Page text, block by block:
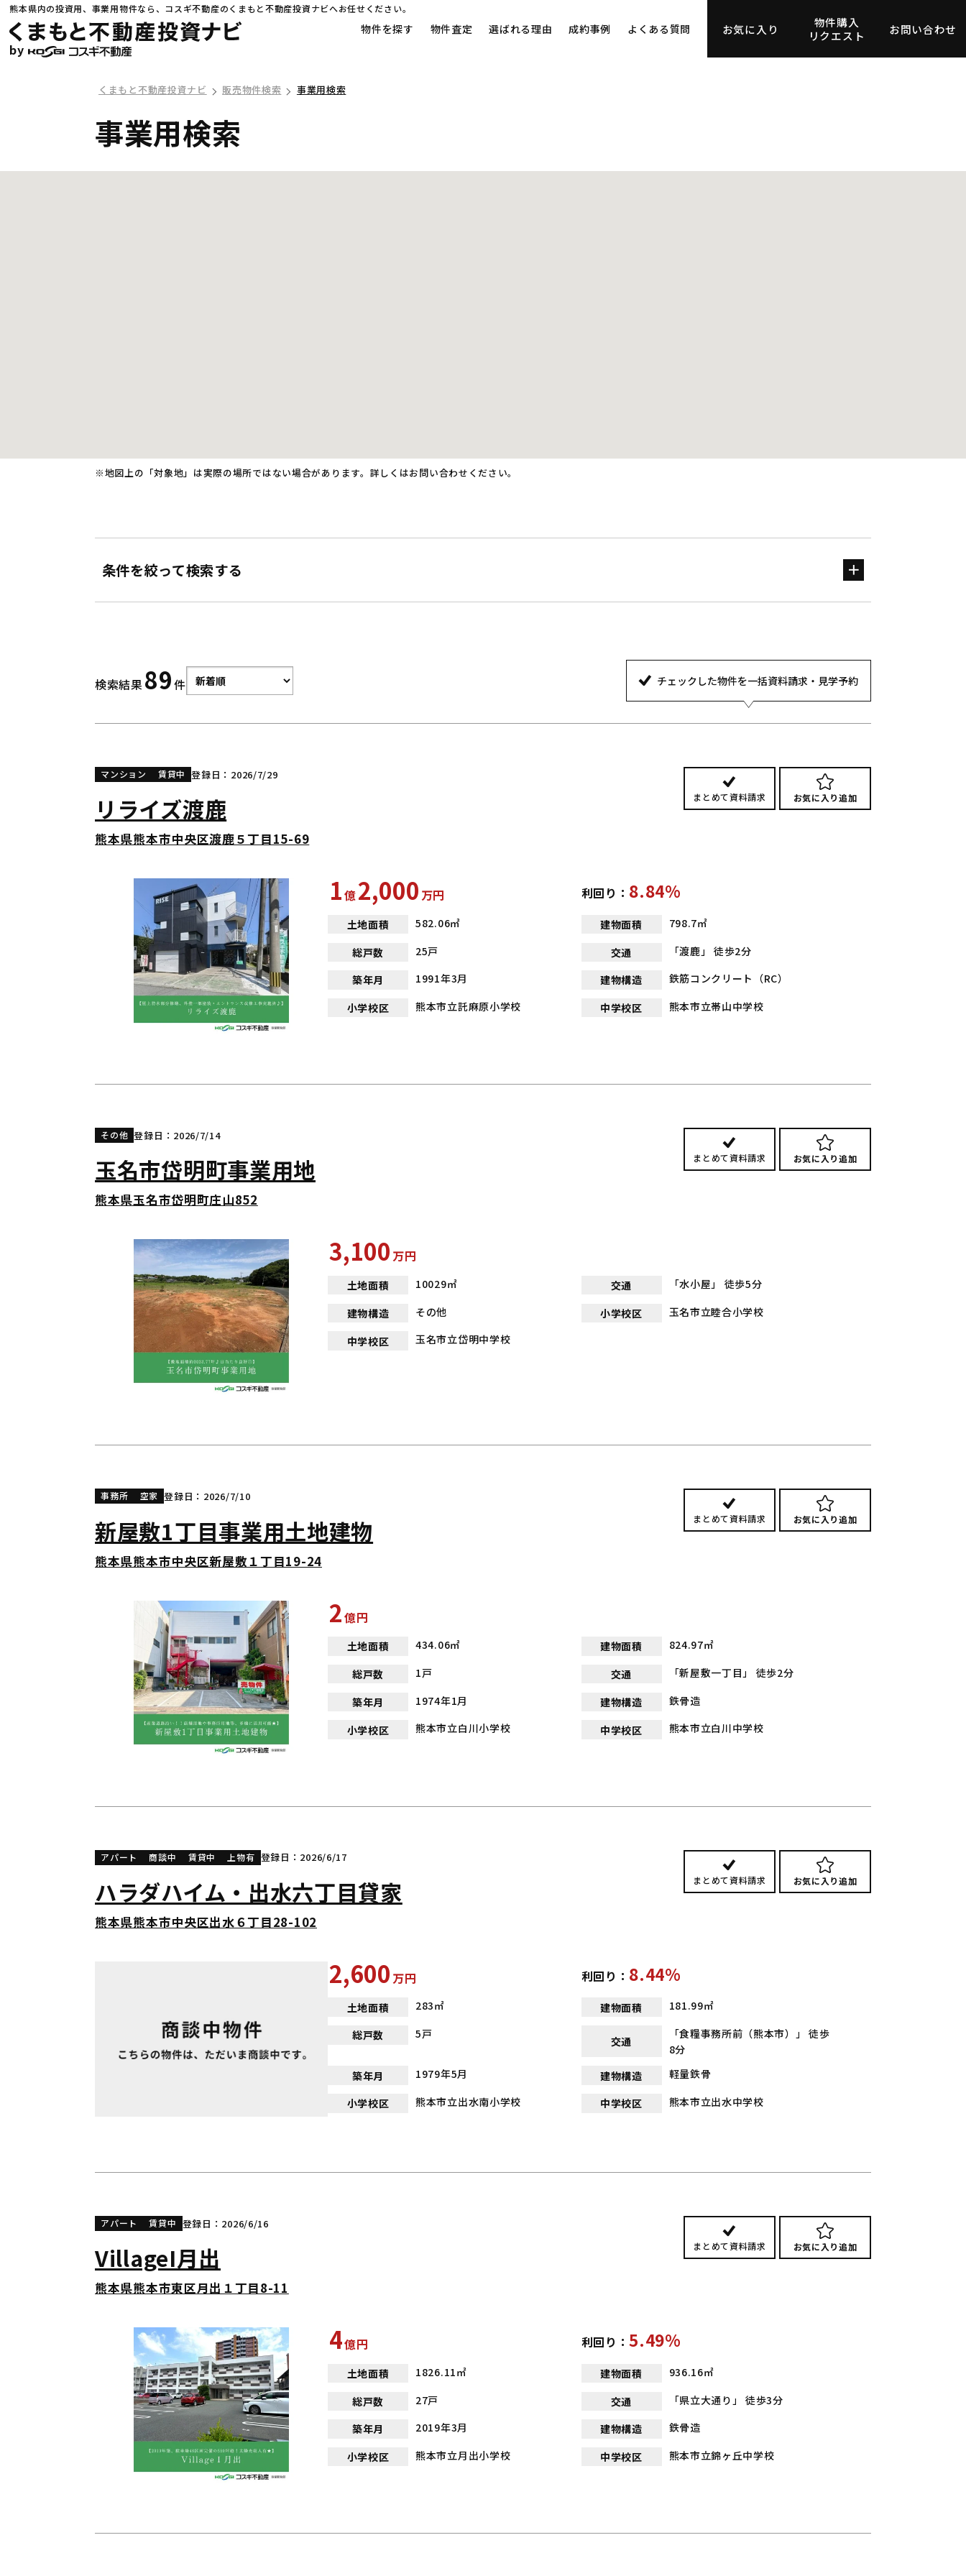
熊本県内の投資用、事業用物件なら、コスギ不動産のくまもと不動産投資ナビへお任せください。
by
物件を探す 物件査定 選ばれる理由 成約事例 よくある質問 お気に入り
物件購入
リクエスト
お問い合わせ
くまもと不動産投資ナビ 販売物件検索 事業用検索
事業用検索
※地図上の「対象地」は実際の場所ではない場合があります。詳しくはお問い合わせください。
条件を絞って検索する
検索結果 89件 チェックした物件を一括資料請求・見学予約
マンション 賃貸中 登録日：2026/7/29
リライズ渡鹿
熊本県熊本市中央区渡鹿５丁目15-69
まとめて資料請求 お気に入り追加
1億2,000万円 利回り： 8.84%
土地面積 582.06㎡ 建物面積 798.7㎡
総戸数 25戸 交通 「渡鹿」 徒歩2分
築年月 1991年3月 建物構造 鉄筋コンクリート（RC）
小学校区 熊本市立託麻原小学校 中学校区 熊本市立帯山中学校
その他 登録日：2026/7/14
玉名市岱明町事業用地
熊本県玉名市岱明町庄山852
まとめて資料請求 お気に入り追加
3,100万円
土地面積 10029㎡ 交通 「水小屋」 徒歩5分
建物構造 その他 小学校区 玉名市立睦合小学校
中学校区 玉名市立岱明中学校
事務所 空家 登録日：2026/7/10
新屋敷1丁目事業用土地建物
熊本県熊本市中央区新屋敷１丁目19-24
まとめて資料請求 お気に入り追加
2億円
土地面積 434.06㎡ 建物面積 824.97㎡
総戸数 1戸 交通 「新屋敷一丁目」 徒歩2分
築年月 1974年1月 建物構造 鉄骨造
小学校区 熊本市立白川小学校 中学校区 熊本市立白川中学校
アパート 商談中 賃貸中 上物有 登録日：2026/6/17
ハラダハイム・出水六丁目貸家
熊本県熊本市中央区出水６丁目28-102
まとめて資料請求 お気に入り追加
2,600 万円 利回り： 8.44%
土地面積 283㎡ 建物面積 181.99㎡
総戸数 5戸
交通
「食糧事務所前（熊本市）」 徒歩
8分
築年月
1979年5月 建物構造 軽量鉄骨
小学校区 熊本市立出水南小学校 中学校区 熊本市立出水中学校
アパート 賃貸中 登録日：2026/6/16
VillageI月出
熊本県熊本市東区月出１丁目8-11
まとめて資料請求 お気に入り追加
4億円 利回り：5.49%
土地面積 1826.11㎡ 建物面積 936.16㎡
総戸数 27戸 交通 「県立大通り」 徒歩3分
築年月 2019年3月 建物構造 鉄骨造
小学校区 熊本市立月出小学校 中学校区 熊本市立錦ヶ丘中学校